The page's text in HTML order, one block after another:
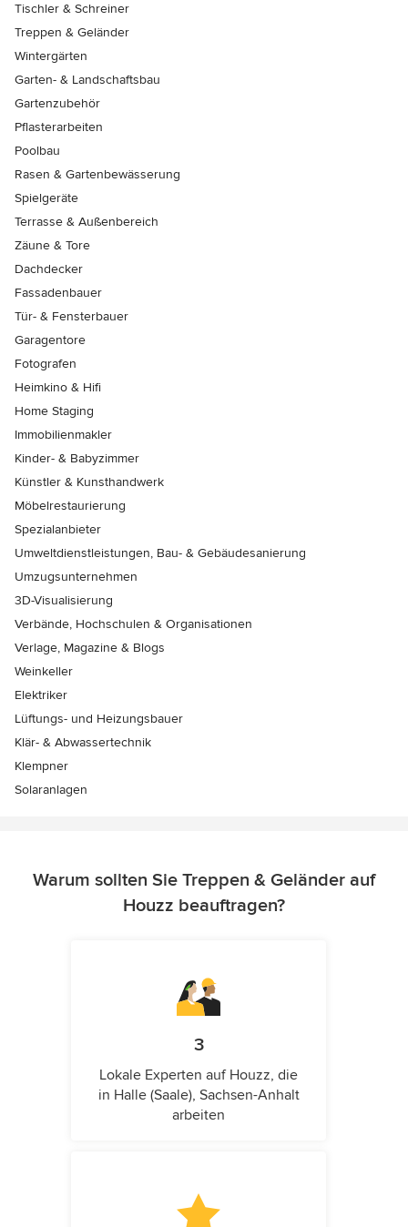
Tischler & Schreiner
Treppen & Geländer
Wintergärten
Garten- & Landschaftsbau
Gartenzubehör
Pflasterarbeiten
Poolbau
Rasen & Gartenbewässerung
Spielgeräte
Terrasse & Außenbereich
Zäune & Tore
Dachdecker
Fassadenbauer
Tür- & Fensterbauer
Garagentore
Fotografen
Heimkino & Hifi
Home Staging
Immobilienmakler
Kinder- & Babyzimmer
Künstler & Kunsthandwerk
Möbelrestaurierung
Spezialanbieter
Umweltdienstleistungen, Bau- & Gebäudesanierung
Umzugsunternehmen
3D-Visualisierung
Verbände, Hochschulen & Organisationen
Verlage, Magazine & Blogs
Weinkeller
Elektriker
Lüftungs- und Heizungsbauer
Klär- & Abwassertechnik
Klempner
Solaranlagen
Warum sollten Sie Treppen & Geländer auf
Houzz beauftragen?
3
Lokale Experten auf Houzz, die
in Halle (Saale), Sachsen-Anhalt
arbeiten